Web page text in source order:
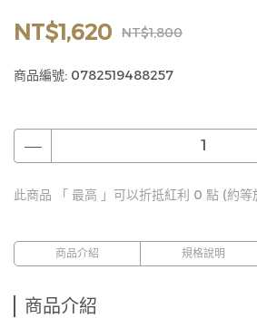
NT$1,620 NT$1,800
商品編號: 0782519488257
此商品 「 最高 」可以折抵紅利 0 點 (約等
商品介紹 規格說明
商品介紹